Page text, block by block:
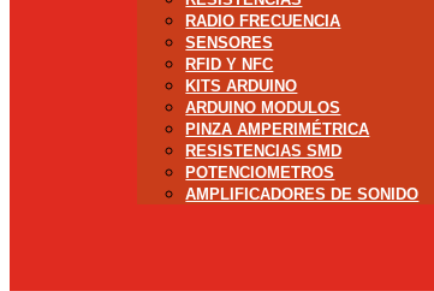
RADIO FRECUENCIA
SENSORES
RFID Y NFC
KITS ARDUINO
ARDUINO MODULOS
PINZA AMPERIMÉTRICA
RESISTENCIAS SMD
POTENCIOMETROS
AMPLIFICADORES DE SONIDO